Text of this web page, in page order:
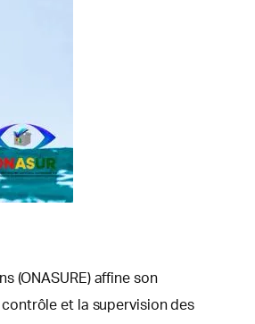
(ONASURE) affine son
et la supervision des